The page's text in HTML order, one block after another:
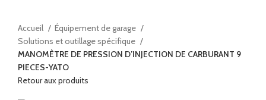
Accueil
Équipement de garage
Solutions et outillage spécifique
MANOMÈTRE DE PRESSION D’INJECTION DE CARBURANT 9
PIECES-YATO
Retour aux produits